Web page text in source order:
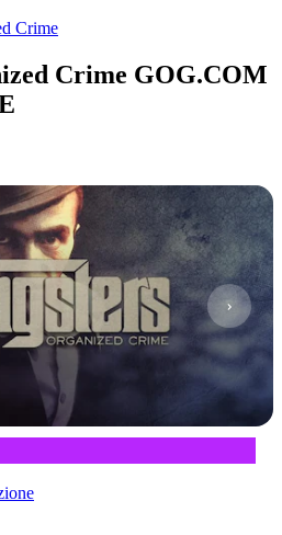
Crime
Crime GOG.COM